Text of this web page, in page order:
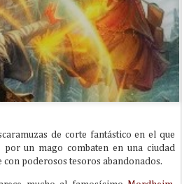
de corte fantástico en el que
por un mago combaten en una ciudad
con poderosos tesoros abandonados.